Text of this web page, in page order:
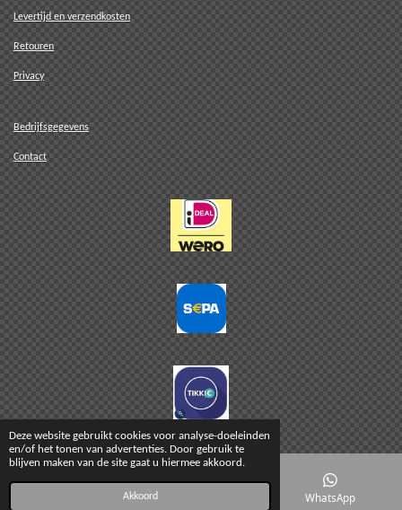
Deze website gebruikt cookies voor analyse-doeleinden
en/of het tonen van advertenties. Door gebruik te
blijven maken van de site gaat u hiermee akkoord.
Akkoord
Levertijd en verzendkosten
Retouren
Privacy
Bedrijfsgegevens
Contact
© 2019 - 2026 Felicia's Accessoires
WhatsApp